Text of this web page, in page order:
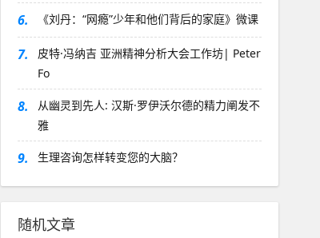
6. 《刘丹：“网瘾”少年和他们背后的家庭》微课
7.
皮特·冯纳吉 亚洲精神分析大会工作坊| Peter
Fo
8.
从幽灵到先人: 汉斯·罗伊沃尔德的精力阐发不
雅
9. 生理咨询怎样转变您的大脑？
随机文章